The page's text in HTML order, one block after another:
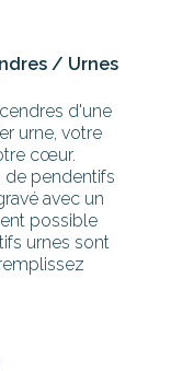
/ Urnes
d'une
urne, votre
cœur.
de pendentifs
avec un
possible
urnes sont